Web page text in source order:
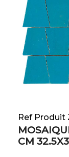
Ref Produit
CM